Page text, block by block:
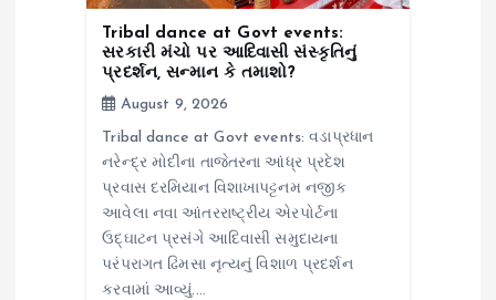
Tribal dance at Govt events:
સરકારી મંચો પર આદિવાસી સંસ્કૃતિનું
પ્રદર્શન, સન્માન કે તમાશો?
August 9, 2026
Tribal dance at Govt events: વડાપ્રધાન
નરેન્દ્ર મોદીના તાજેતરના આંધ્ર પ્રદેશ
પ્રવાસ દરમિયાન વિશાખાપટ્ટનમ નજીક
આવેલા નવા આંતરરાષ્ટ્રીય એરપોર્ટના
ઉદ્ઘાટન પ્રસંગે આદિવાસી સમુદાયના
પરંપરાગત ઢિમસા નૃત્યનું વિશાળ પ્રદર્શન
કરવામાં આવ્યું.…